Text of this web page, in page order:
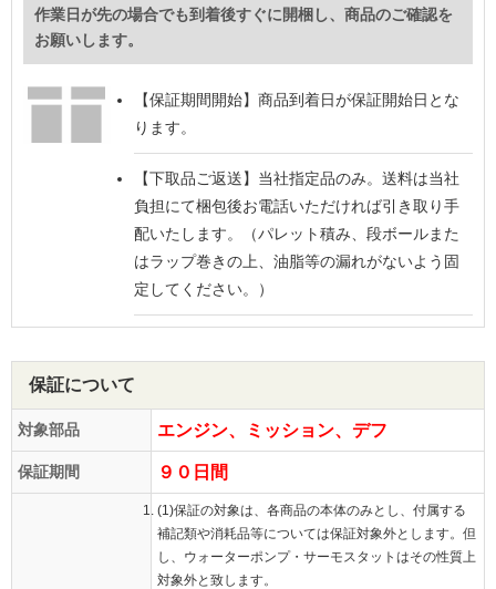
作業日が先の場合でも到着後すぐに開梱し、商品のご確認を
お願いします。
【保証期間開始】 商品到着日が保証開始日とな
ります。
【下取品ご返送】 当社指定品のみ。送料は当社
負担にて梱包後お電話いただければ引き取り手
配いたします。（パレット積み、段ボールまた
はラップ巻きの上、油脂等の漏れがないよう固
定してください。）
保証について
対象部品 エンジン、ミッション、デフ
保証期間 ９０日間
(1)保証の対象は、各商品の本体のみとし、付属する
補記類や消耗品等については保証対象外とします。但
し、ウォーターポンプ・サーモスタットはその性質上
対象外と致します。